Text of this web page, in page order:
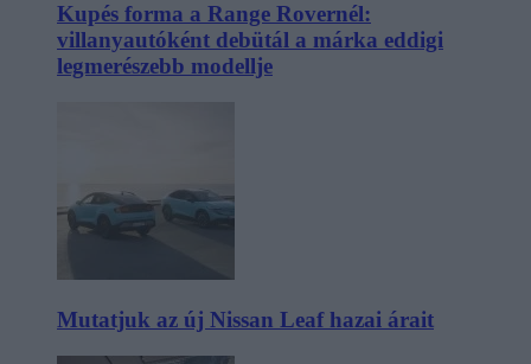
Kupés forma a Range Rovernél:
villanyautóként debütál a márka eddigi
legmerészebb modellje
Mutatjuk az új Nissan Leaf hazai árait